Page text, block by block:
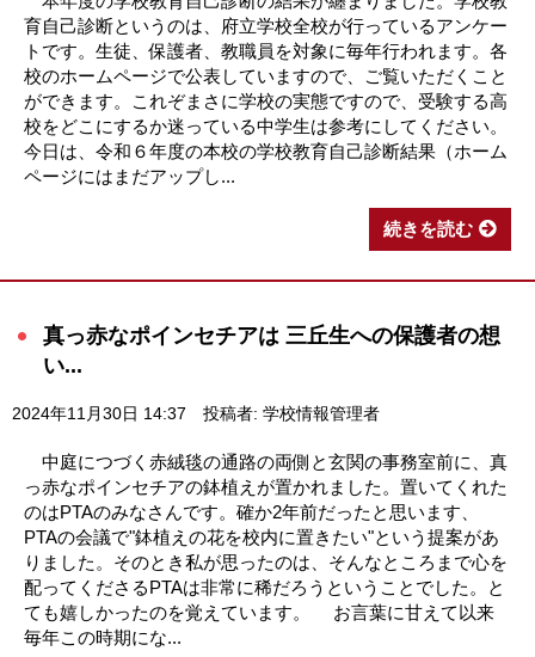
育自己診断というのは、府立学校全校が行っているアンケー
トです。生徒、保護者、教職員を対象に毎年行われます。各
校のホームページで公表していますので、ご覧いただくこと
ができます。これぞまさに学校の実態ですので、受験する高
校をどこにするか迷っている中学生は参考にしてください。
今日は、令和６年度の本校の学校教育自己診断結果（ホーム
ページにはまだアップし...
続きを読む
真っ赤なポインセチアは 三丘生への保護者の想
い...
2024年11月30日 14:37 投稿者: 学校情報管理者
中庭につづく赤絨毯の通路の両側と玄関の事務室前に、真
っ赤なポインセチアの鉢植えが置かれました。置いてくれた
のはPTAのみなさんです。確か2年前だったと思います、
PTAの会議で"鉢植えの花を校内に置きたい"という提案があ
りました。そのとき私が思ったのは、そんなところまで心を
配ってくださるPTAは非常に稀だろうということでした。と
ても嬉しかったのを覚えています。 お言葉に甘えて以来
毎年この時期にな...